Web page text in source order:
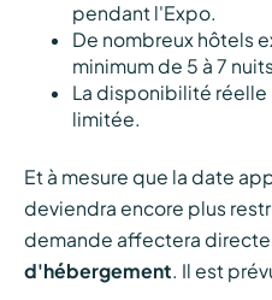
pendant l'Expo.
De nombreux hôtels
minimum de 5 à 7
La disponibilité réelle
limitée.
Et à mesure que la date
deviendra encore plus
demande affectera
d'hébergement . Il est